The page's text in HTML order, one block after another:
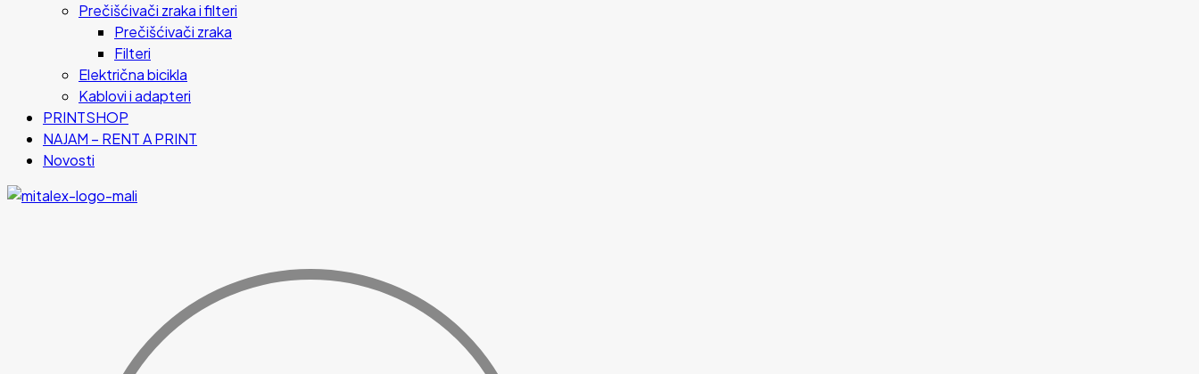
Prečišćivači zraka i filteri
Prečišćivači zraka
Filteri
Električna bicikla
Kablovi i adapteri
PRINTSHOP
NAJAM – RENT A PRINT
Novosti